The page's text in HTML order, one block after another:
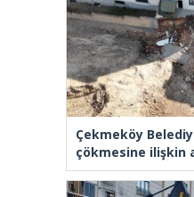
Çekmeköy
çökmesine ilişkin